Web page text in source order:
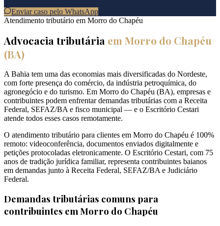
Enviar caso pelo WhatsApp
Atendimento tributário em Morro do Chapéu
Advocacia tributária em Morro do Chapéu
(BA)
A Bahia tem uma das economias mais diversificadas do Nordeste,
com forte presença do comércio, da indústria petroquímica, do
agronegócio e do turismo. Em Morro do Chapéu (BA), empresas e
contribuintes podem enfrentar demandas tributárias com a Receita
Federal, SEFAZ/BA e fisco municipal — e o Escritório Cestari
atende todos esses casos remotamente.
O atendimento tributário para clientes em Morro do Chapéu é 100%
remoto: videoconferência, documentos enviados digitalmente e
petições protocoladas eletronicamente. O Escritório Cestari, com 75
anos de tradição jurídica familiar, representa contribuintes baianos
em demandas junto à Receita Federal, SEFAZ/BA e Judiciário
Federal.
Demandas tributárias comuns para
contribuintes emMorro do Chapéu